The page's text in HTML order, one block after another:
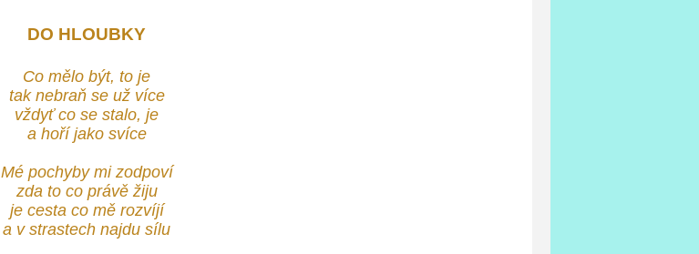
DO HLOUBKY
Co mělo být, to je
tak nebraň se už více
vždyť co se stalo, je
a hoří jako svíce
Mé pochyby mi zodpoví
zda to co právě žiju
je cesta co mě rozvíjí
a v strastech najdu sílu